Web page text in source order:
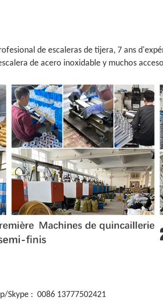
de escaleras de tijera, 7 ans
de acero inoxidable y muchos
Skype : 0086 13777502421